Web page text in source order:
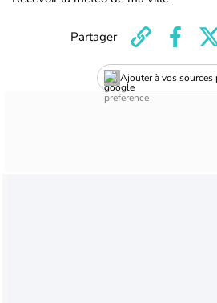
Ajouter à vos sources
Partager